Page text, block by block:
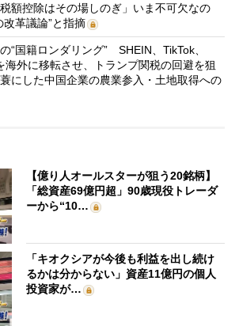
額控除はその場しのぎ」いま不可欠なの
改革議論”と指摘
“国籍ロンダリング” SHEIN、TikTok、
外に移転させ、トランプ関税の回避を狙
にした中国企業の農業参入・土地取得への
【億り人オールスターが狙う20銘柄】
「総資産69億円超」90歳現役トレーダ
ーから“10…
「キオクシアが今後も利益を出し続け
るかは分からない」資産11億円の個人
投資家が…